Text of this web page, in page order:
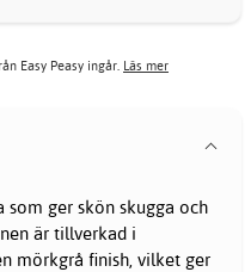
Easy Peasy ingår. Läs mer
som ger skön skugga och
är tillverkad i
mörkgrå finish, vilket ger